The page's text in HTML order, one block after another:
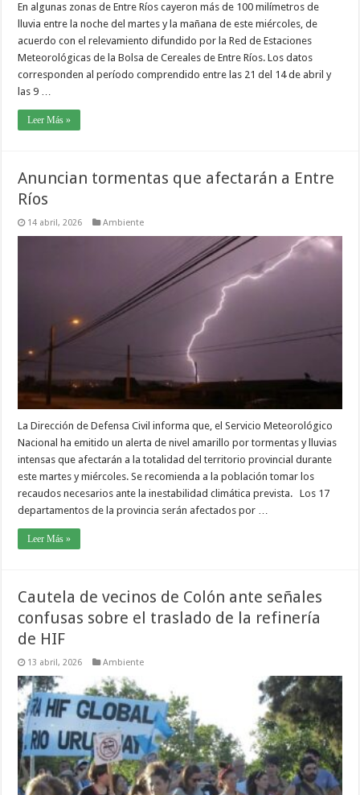
En algunas zonas de Entre Ríos cayeron más de 100 milímetros de
lluvia entre la noche del martes y la mañana de este miércoles, de
acuerdo con el relevamiento difundido por la Red de Estaciones
Meteorológicas de la Bolsa de Cereales de Entre Ríos. Los datos
corresponden al período comprendido entre las 21 del 14 de abril y
las 9 …
Leer Más »
Anuncian tormentas que afectarán a Entre
Ríos
14 abril, 2026 Ambiente
La Dirección de Defensa Civil informa que, el Servicio Meteorológico
Nacional ha emitido un alerta de nivel amarillo por tormentas y lluvias
intensas que afectarán a la totalidad del territorio provincial durante
este martes y miércoles. Se recomienda a la población tomar los
recaudos necesarios ante la inestabilidad climática prevista. Los 17
departamentos de la provincia serán afectados por …
Leer Más »
Cautela de vecinos de Colón ante señales
confusas sobre el traslado de la refinería
de HIF
13 abril, 2026 Ambiente